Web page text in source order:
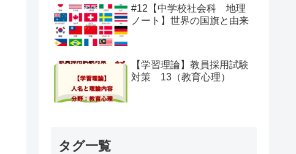
#12【中学校社会科 地理
ノート】世界の国旗と由来
【学習理論】教員採用試験
対策 13（教育心理）
タグ一覧